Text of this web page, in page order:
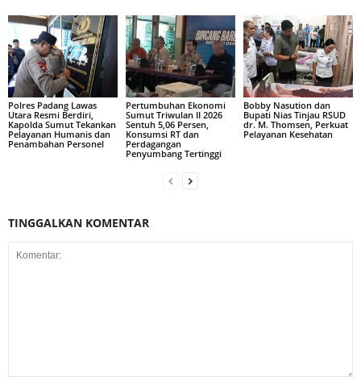
Polres Padang Lawas
Utara Resmi Berdiri,
Kapolda Sumut Tekankan
Pelayanan Humanis dan
Penambahan Personel
Pertumbuhan Ekonomi
Sumut Triwulan II 2026
Sentuh 5,06 Persen,
Konsumsi RT dan
Perdagangan
Penyumbang Tertinggi
Bobby Nasution dan
Bupati Nias Tinjau RSUD
dr. M. Thomsen, Perkuat
Pelayanan Kesehatan
TINGGALKAN KOMENTAR